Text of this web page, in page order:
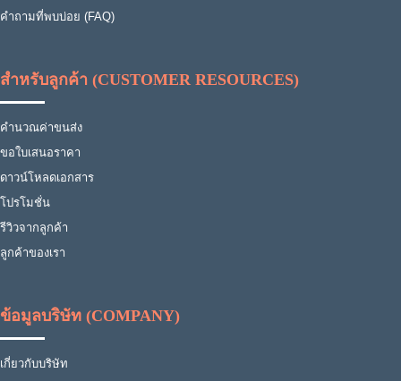
คำถามที่พบบ่อย (FAQ)
สำหรับลูกค้า (CUSTOMER RESOURCES)
คำนวณค่าขนส่ง
ขอใบเสนอราคา
ดาวน์โหลดเอกสาร
โปรโมชั่น
รีวิวจากลูกค้า
ลูกค้าของเรา
ข้อมูลบริษัท (COMPANY)
เกี่ยวกับบริษัท